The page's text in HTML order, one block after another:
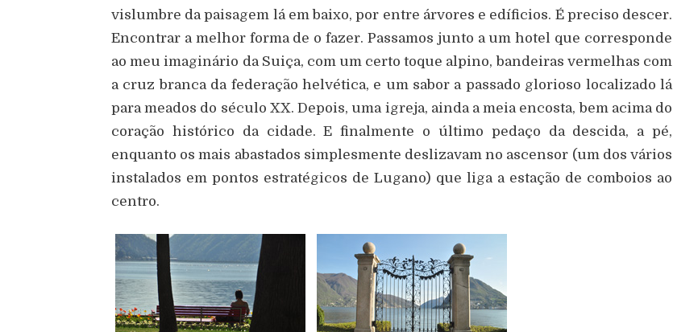
vislumbre da paisagem lá em baixo, por entre árvores e edíficios. É preciso descer.
Encontrar a melhor forma de o fazer. Passamos junto a um hotel que corresponde
ao meu imaginário da Suiça, com um certo toque alpino, bandeiras vermelhas com
a cruz branca da federação helvética, e um sabor a passado glorioso localizado lá
para meados do século XX. Depois, uma igreja, ainda a meia encosta, bem acima do
coração histórico da cidade. E finalmente o último pedaço da descida, a pé,
enquanto os mais abastados simplesmente deslizavam no ascensor (um dos vários
instalados em pontos estratégicos de Lugano) que liga a estação de comboios ao
centro.